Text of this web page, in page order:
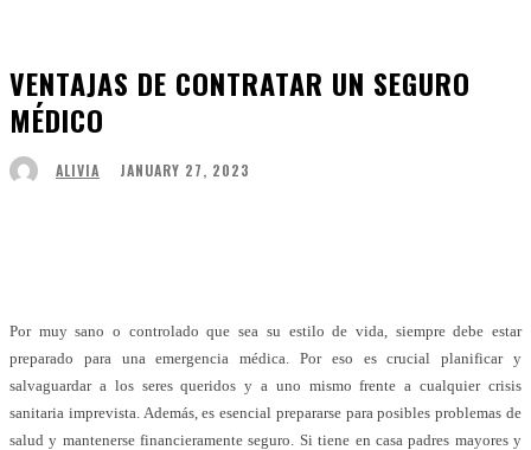
VENTAJAS DE CONTRATAR UN SEGURO
MÉDICO
ALIVIA JANUARY 27, 2023
Por muy sano o controlado que sea su estilo de vida, siempre debe estar
preparado para una emergencia médica. Por eso es crucial planificar y
salvaguardar a los seres queridos y a uno mismo frente a cualquier crisis
sanitaria imprevista. Además, es esencial prepararse para posibles problemas de
salud y mantenerse financieramente seguro. Si tiene en casa padres mayores y